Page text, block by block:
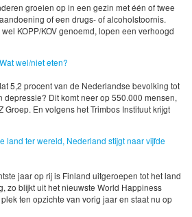
groeien op in een gezin met één of twee
of een drugs- of alcoholstoornis.
KOPP/KOV genoemd, lopen een verhoogd
wel/niet eten?
5,2 procent van de Nederlandse bevolking tot
Dit komt neer op 550.000 mensen,
Groep. En volgens het Trimbos Instituut krijgt
land ter wereld, Nederland stijgt naar vijfde
jaar op rij is Finland uitgeroepen tot het land
zo blijkt uit het nieuwste World Happiness
ten opzichte van vorig jaar en staat nu op